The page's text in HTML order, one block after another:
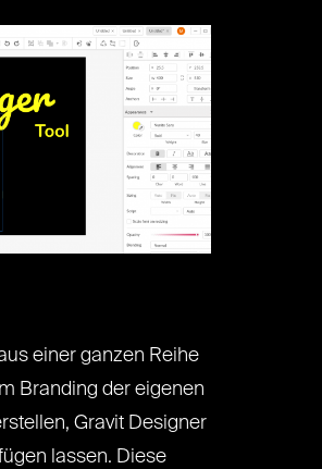
einer ganzen Reihe
Branding der eigenen
Gravit Designer
lassen. Diese